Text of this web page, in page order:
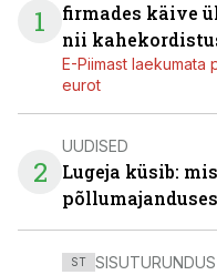
1
firmades käive
nii
E-Piimast laekumata
eurot
2
UUDISED
Lugeja küsib:
ST SISUTURUNDUS